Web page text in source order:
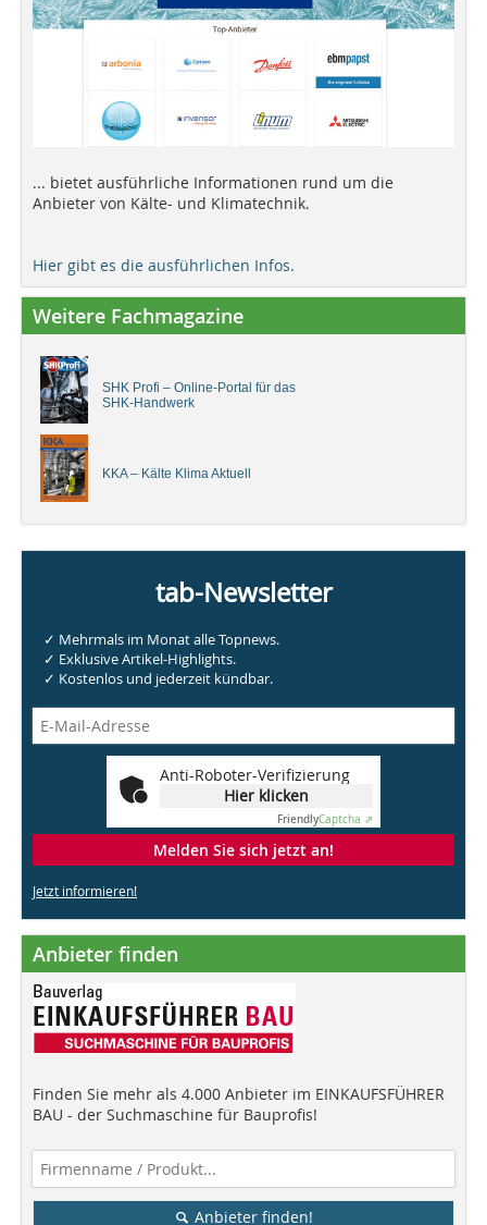
... bietet ausführliche Informationen rund um die
Anbieter von Kälte- und Klimatechnik.
Hier gibt es die ausführlichen Infos.
Weitere Fachmagazine
SHK Profi – Online-Portal für das
SHK-Handwerk
KKA – Kälte Klima Aktuell
tab-Newsletter
✓ Mehrmals im Monat alle Topnews.
✓ Exklusive Artikel-Highlights.
✓ Kostenlos und jederzeit kündbar.
Anti-Roboter-Verifizierung
Hier klicken
FriendlyCaptcha ⇗
Melden Sie sich jetzt an!
Jetzt informieren!
Anbieter finden
Finden Sie mehr als 4.000 Anbieter im EINKAUFSFÜHRER
BAU - der Suchmaschine für Bauprofis!
Anbieter finden!